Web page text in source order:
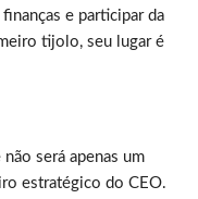
e participar da
tijolo, seu lugar é
será apenas um
estratégico do CEO.